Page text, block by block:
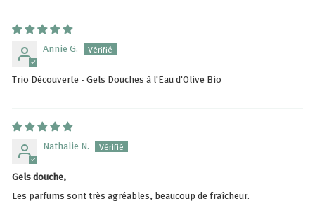
Annie G.
Trio Découverte - Gels Douches à l'Eau d'Olive Bio
Nathalie N.
Gels douche,
Les parfums sont très agréables, beaucoup de fraîcheur.